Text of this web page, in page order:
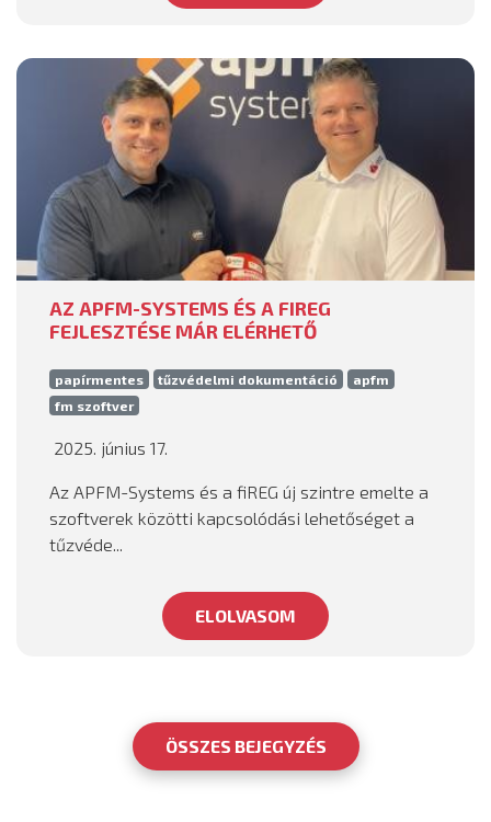
AZ APFM-SYSTEMS ÉS A FIREG
FEJLESZTÉSE MÁR ELÉRHETŐ
papírmentes tűzvédelmi dokumentáció
apfm
fm szoftver
2025. június 17.
Az APFM-Systems és a fiREG új szintre emelte a
szoftverek közötti kapcsolódási lehetőséget a
tűzvéde...
ELOLVASOM
ÖSSZES BEJEGYZÉS